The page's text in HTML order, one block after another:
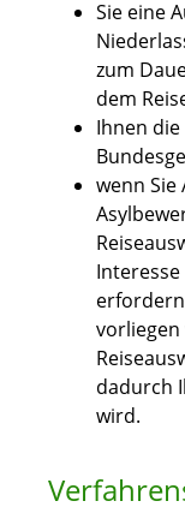
Sie eine
zum
dem
Ihnen
wenn
dadurch
wird.